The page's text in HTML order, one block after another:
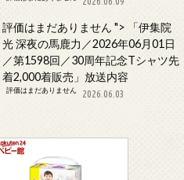
評価はまだありません ">
「伊集院
光 深夜の馬鹿力／2026年06月01日
／第1598回／30周年記念Tシャツ先
着2,000着販売」放送内容
評価はまだありません 2026.06.03